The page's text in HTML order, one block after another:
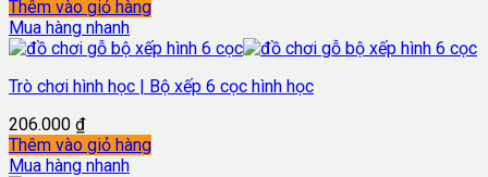
Thêm vào giỏ hàng
Mua hàng nhanh
Trò chơi hình học | Bộ xếp 6 cọc hình học
206.000 ₫
Thêm vào giỏ hàng
Mua hàng nhanh